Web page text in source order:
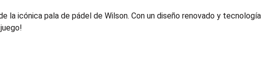
la icónica pala de pádel de Wilson. Con un diseño renovado y tecnología